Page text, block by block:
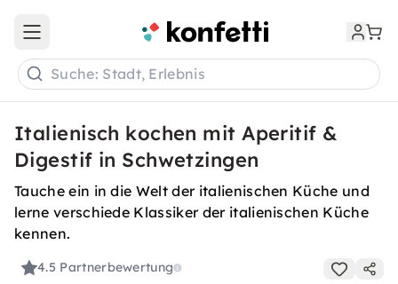
Open main menu
Suche: Stadt, Erlebnis
Italienisch kochen mit Aperitif &
Digestif in Schwetzingen
Tauche ein in die Welt der italienischen Küche und
lerne verschiede Klassiker der italienischen Küche
kennen.
4.5 Partnerbewertung